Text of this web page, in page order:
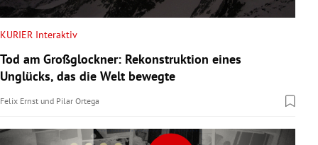
KURIER Interaktiv
Tod am Großglockner: Rekonstruktion eines
Unglücks, das die Welt bewegte
Felix Ernst und Pilar Ortega